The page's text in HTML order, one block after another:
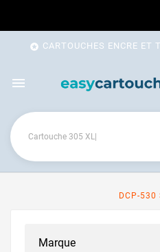
 CARTOUCHES ENCRE ET

DCP-530